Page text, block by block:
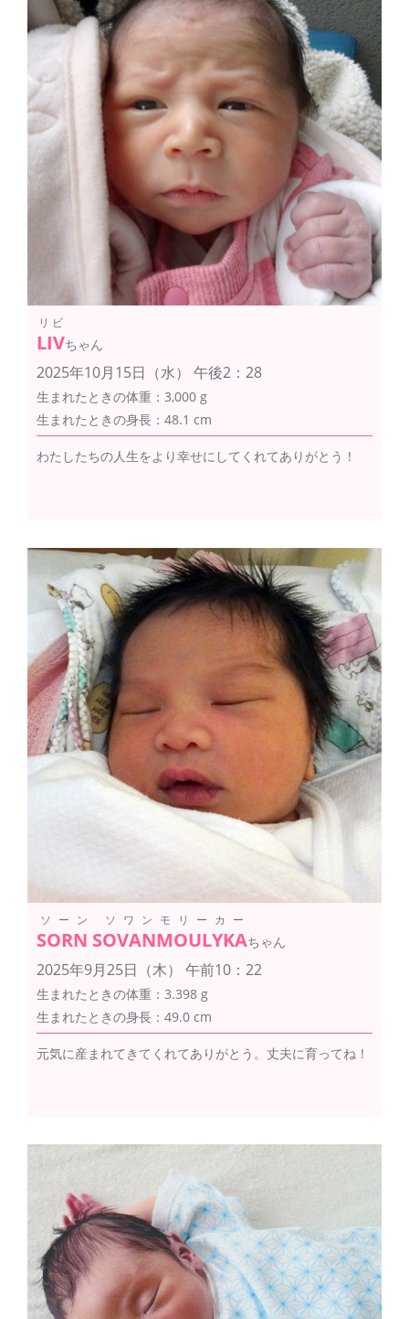
LIV
リビ
ちゃん
2025年10月15日（水） 午後2：28
生まれたときの体重：3,000 g
生まれたときの身長：48.1 cm
わたしたちの人生をより幸せにしてくれてありがとう！
SORN SOVANMOULYKA
ソーン ソワンモリーカー
ちゃん
2025年9月25日（木） 午前10：22
生まれたときの体重：3.398 g
生まれたときの身長：49.0 cm
元気に産まれてきてくれてありがとう。丈夫に育ってね！